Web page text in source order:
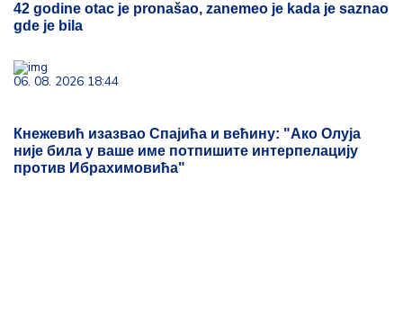
42 godine otac je pronašao, zanemeo je kada je saznao
gde je bila
06. 08. 2026 18:44
Кнежевић изазвао Спајића и већину: "Ако Олуја
није била у ваше име потпишите интерпелацију
против Ибрахимовића"